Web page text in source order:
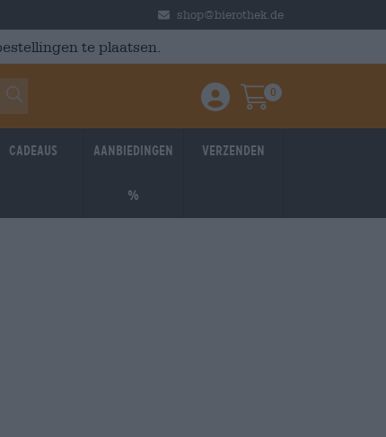
shop@bierothek.de
te plaatsen.
Einloggen / Anmelden
Warenkorb
0
Cadeaus Aanbiedingen
%
Verzenden